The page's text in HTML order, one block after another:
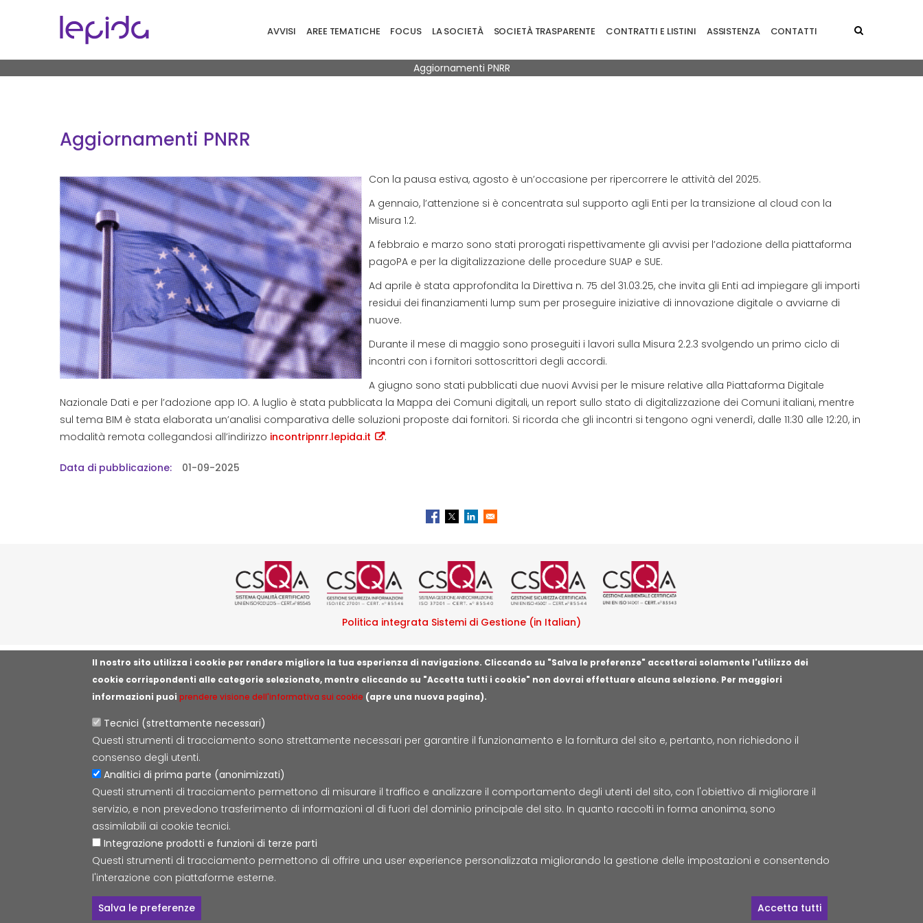
Il nostro sito utilizza i cookie per rendere migliore la tua esperienza di navigazione. Cliccando su "Salva le preferenze" accetterai solamente l'utilizzo dei
cookie corrispondenti alle categorie selezionate, mentre cliccando su "Accetta tutti i cookie" non dovrai effettuare alcuna selezione. Per maggiori
informazioni puoiprendere visione dell'informativa sui cookie (apre una nuova pagina).
Tecnici (strettamente necessari)
Questi strumenti di tracciamento sono strettamente necessari per garantire il funzionamento e la fornitura del sito e, pertanto, non richiedono il
consenso degli utenti.
Analitici di prima parte (anonimizzati)
Questi strumenti di tracciamento permettono di misurare il traffico e analizzare il comportamento degli utenti del sito, con l'obiettivo di migliorare il
servizio, e non prevedono trasferimento di informazioni al di fuori del dominio principale del sito. In quanto raccolti in forma anonima, sono
assimilabili ai cookie tecnici.
Integrazione prodotti e funzioni di terze parti
Questi strumenti di tracciamento permettono di offrire una user experience personalizzata migliorando la gestione delle impostazioni e consentendo
l'interazione con piattaforme esterne.
Salva le preferenze Accetta tutti
AVVISI AREE TEMATICHE FOCUS LA SOCIETÀ SOCIETÀ TRASPARENTE CONTRATTI E LISTINI ASSISTENZA CONTATTI
Briciole di pane
Aggiornamenti PNRR
Aggiornamenti PNRR
Con la pausa estiva, agosto è un’occasione per ripercorrere le attività del 2025.
A gennaio, l’attenzione si è concentrata sul supporto agli Enti per la transizione al cloud con la
Misura 1.2.
A febbraio e marzo sono stati prorogati rispettivamente gli avvisi per l’adozione della piattaforma
pagoPA e per la digitalizzazione delle procedure SUAP e SUE.
Ad aprile è stata approfondita la Direttiva n. 75 del 31.03.25, che invita gli Enti ad impiegare gli importi
residui dei finanziamenti lump sum per proseguire iniziative di innovazione digitale o avviarne di
nuove.
Durante il mese di maggio sono proseguiti i lavori sulla Misura 2.2.3 svolgendo un primo ciclo di
incontri con i fornitori sottoscrittori degli accordi.
A giugno sono stati pubblicati due nuovi Avvisi per le misure relative alla Piattaforma Digitale
Nazionale Dati e per l’adozione app IO. A luglio è stata pubblicata la Mappa dei Comuni digitali, un report sullo stato di digitalizzazione dei Comuni italiani, mentre
sul tema BIM è stata elaborata un’analisi comparativa delle soluzioni proposte dai fornitori. Si ricorda che gli incontri si tengono ogni venerdì, dalle 11:30 alle 12:20, in
modalità remota collegandosi all’indirizzo incontripnrr.lepida.it .
Data di pubblicazione 01-09-2025
Logo certificazione ISO 9001 rilasciata da CSQA
Logo certificazione ISO/IEC 27001 rilasciata da CSQA
Logo certificazione ISO 37001 rilasciata da CSQA
Logo certificazione ISO 45001 rilasciata da
Logo certificazione ISO 14001
Politica integrata Sistemi di Gestione (in Italian)
Segnala illeciti o irregolarità
Lepida S.c.p.A. | Via della Liberazione 15, 40128 Bologna
Partita IVA/Codice Fiscale IT02770891204
Accessibilità
S.c.p.A.